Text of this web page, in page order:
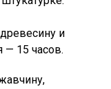
и
— 15 часов.